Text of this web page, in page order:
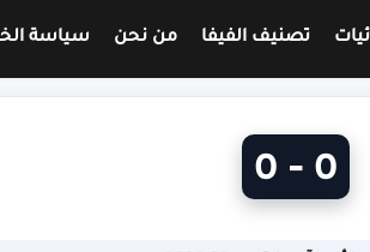
تصنيف الفيفا من نحن سياسة
0 - 0